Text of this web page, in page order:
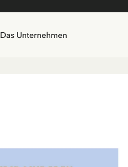
Das Unternehmen